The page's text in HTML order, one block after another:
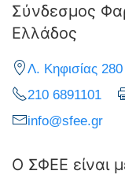
Σύνδεσμος
Ελλάδος
Λ. Κηφισίας
210 6891101
info@sfee.gr
Ο ΣΦΕΕ είναι